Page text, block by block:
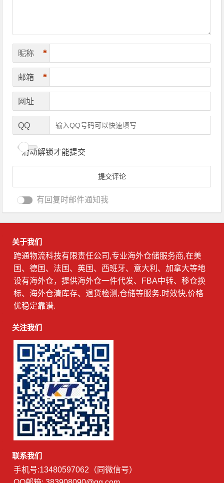
昵称 *
邮箱 *
网址
QQ
滑动解锁才能提交
有回复时邮件通知我
关于我们
跨通物流科技有限责任公司,专业海外仓储服务商,在美
国、德国、法国、英国、西班牙、意大利、加拿大等地
设有海外仓，提供海外仓一件代发、FBA中转、移仓换
标、海外仓清库存、退货检测,仓储等服务.时效快,价格
优稳定靠谱.
关注我们
联系我们
手机号:13480597062（同微信号）